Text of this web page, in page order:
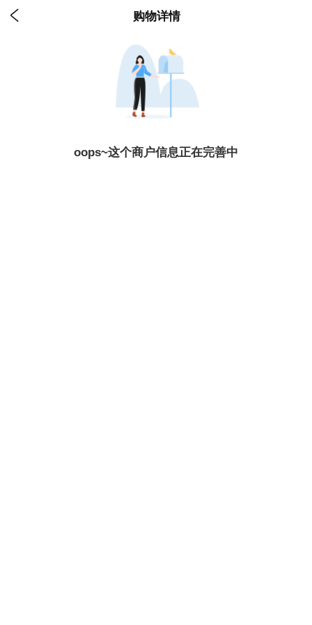
 购物详情
oops~这个商户信息正在完善中